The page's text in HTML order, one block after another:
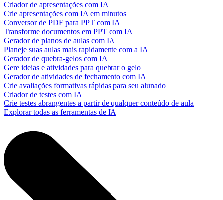
Criador de apresentações com IA
Crie apresentações com IA em minutos
Conversor de PDF para PPT com IA
Transforme documentos em PPT com IA
Gerador de planos de aulas com IA
Planeje suas aulas mais rapidamente com a IA
Gerador de quebra-gelos com IA
Gere ideias e atividades para quebrar o gelo
Gerador de atividades de fechamento com IA
Crie avaliações formativas rápidas para seu alunado
Criador de testes com IA
Crie testes abrangentes a partir de qualquer conteúdo de aula
Explorar todas as ferramentas de IA